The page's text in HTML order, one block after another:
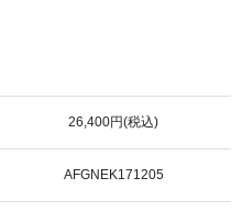
26,400円(税込)
AFGNEK171205